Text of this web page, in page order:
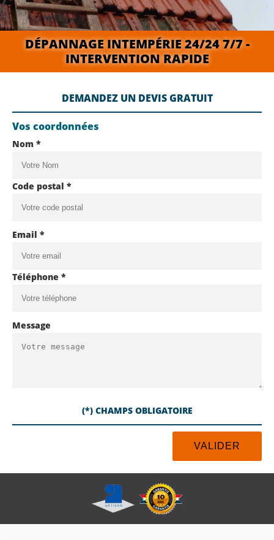
DÉPANNAGE INTEMPÉRIE 24/24 7/7 -
INTERVENTION RAPIDE
DEMANDEZ UN DEVIS GRATUIT
Vos coordonnées
Nom *
Code postal *
Email *
Téléphone *
Message
(*) CHAMPS OBLIGATOIRE